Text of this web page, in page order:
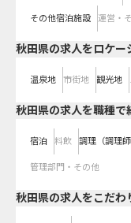
その他宿泊施設 運営・
秋田県の求人をロケー
温泉地 市街地 観光地
秋田県の求人を職種で
宿泊 料飲 調理（調理師
管理部門・その他
秋田県の求人をこだわ